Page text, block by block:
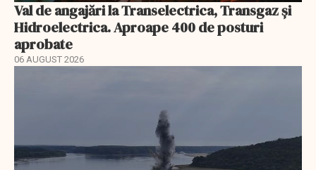
Val de angajări la Transelectrica, Transgaz și
Hidroelectrica. Aproape 400 de posturi
aprobate
06 AUGUST 2026